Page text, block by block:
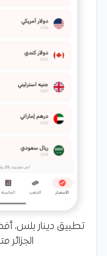
تطبيق دينار بلس،